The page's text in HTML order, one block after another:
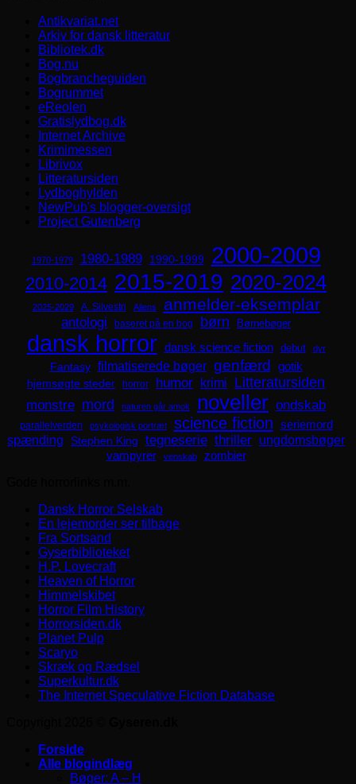
Antikvariat.net
Arkiv for dansk litteratur
Bibliotek.dk
Bog.nu
Bogbrancheguiden
Bogrummet
eReolen
Gratislydbog.dk
Internet Archive
Krimimessen
Librivox
Litteratursiden
Lydboghylden
NewPub's blogger-oversigt
Project Gutenberg
1970-1979 1980-1989 1990-1999 2000-2009
2010-2014 2015-2019 2020-2024
2025-2029 A. Silvestri Aliens anmelder-eksemplar
antologi baseret på en bog børn Børnebøger
dansk horror dansk science fiction debut dyr
Fantasy filmatiserede bøger genfærd
gotik
hjemsøgte steder
horror humor krimi Litteratursiden
monstre mord naturen går amok noveller ondskab
parallelverden psykologisk portræt science fiction seriemord
spænding Stephen King tegneserie thriller ungdomsbøger
vampyrer venskab
zombier
Dansk Horror Selskab
En lejemorder ser tilbage
Fra Sortsand
Gyserbiblioteket
H.P. Lovecraft
Heaven of Horror
Himmelskibet
Horror Film History
Horrorsiden.dk
Planet Pulp
Scaryo
Skræk og Rædsel
Superkultur.dk
The Internet Speculative Fiction Database
Forside
Alle blogindlæg
Bøger: A – H